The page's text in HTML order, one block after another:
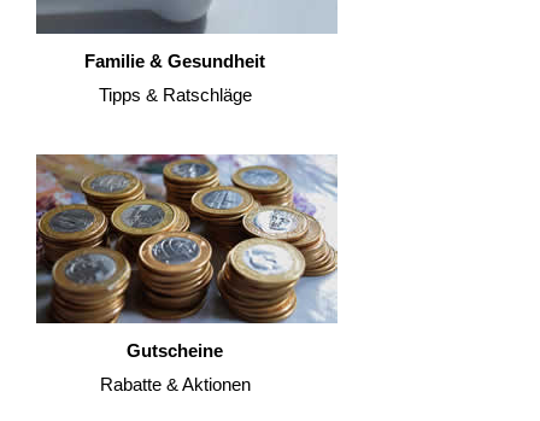
Familie & Gesundheit
Tipps & Ratschläge
Gutscheine
Rabatte & Aktionen